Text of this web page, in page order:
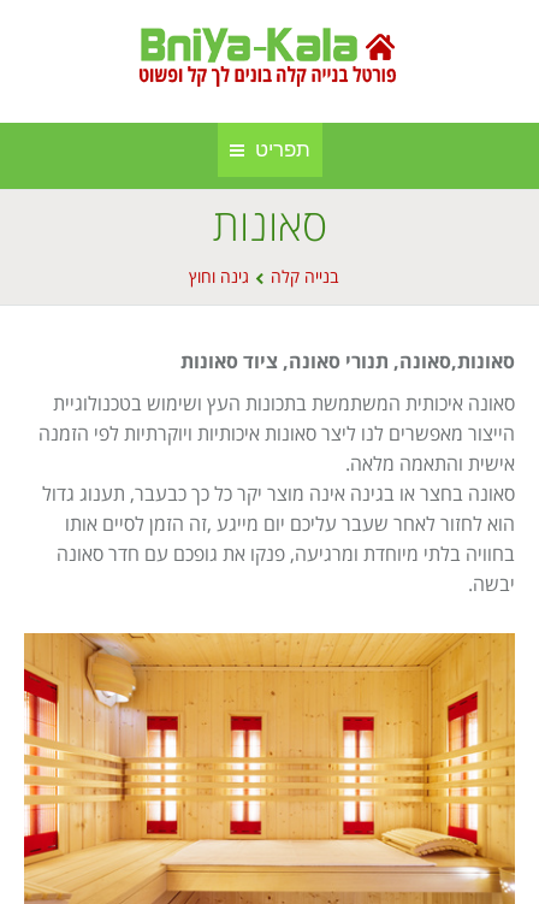
תפריט
בנייה באלומיניום
סוככים
בנייה בעץ
גינה וחוץ
מאמרים
חברות בנייה קלה ומתועשת
אינדקס אתרים
מפת אתר
תקנון אתר
Israel construction
מדיניות עוגיות
מדיניות הפרטיות
footer
סאונות
בנייה קלה גינה וחוץ
סאונות,סאונה, תנורי סאונה, ציוד סאונות
סאונה איכותית המשתמשת בתכונות העץ ושימוש בטכנולוגיית
הייצור מאפשרים לנו ליצר סאונות איכותיות ויוקרתיות לפי הזמנה
אישית והתאמה מלאה.
סאונה בחצר או בגינה אינה מוצר יקר כל כך כבעבר, תענוג גדול
הוא לחזור לאחר שעבר עליכם יום מייגע ,זה הזמן לסיים אותו
בחוויה בלתי מיוחדת ומרגיעה, פנקו את גופכם עם חדר סאונה
יבשה.